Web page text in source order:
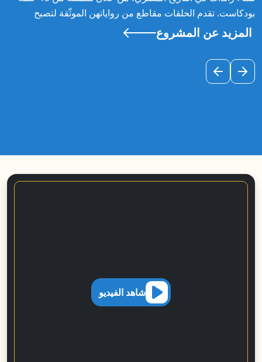
المزيد عن المشروع
المزيد عن المشروع
بودكاست. تقدم الحلقات مقاطع من رواياتهن الموثّقة لتصبح
الذاكرة النسوية حاضرة ومسموعة.
المزيد عن المشروع
المزيد عن المشروع
المزيد عن المشروع
المزيد عن المشروع
المزيد عن المشروع
المزيد عن المشروع
السابق التالي
شاهد الفيديو